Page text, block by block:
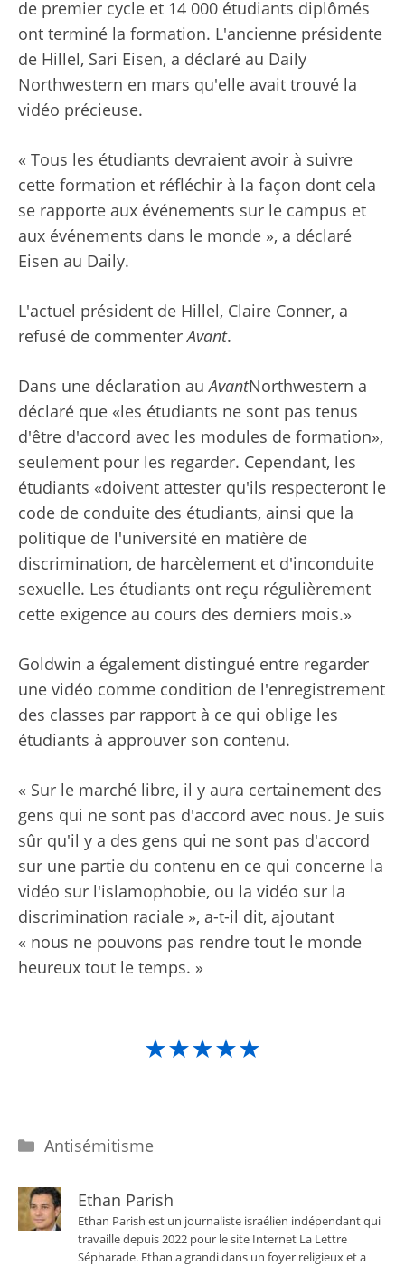
de premier cycle et 14 000 étudiants diplômés
ont terminé la formation. L'ancienne présidente
de Hillel, Sari Eisen, a déclaré au Daily
Northwestern en mars qu'elle avait trouvé la
vidéo précieuse.
« Tous les étudiants devraient avoir à suivre
cette formation et réfléchir à la façon dont cela
se rapporte aux événements sur le campus et
aux événements dans le monde », a déclaré
Eisen au Daily.
L'actuel président de Hillel, Claire Conner, a
refusé de commenterAvant.
Dans une déclaration auAvantNorthwestern a
déclaré que «les étudiants ne sont pas tenus
d'être d'accord avec les modules de formation»,
seulement pour les regarder. Cependant, les
étudiants «doivent attester qu'ils respecteront le
code de conduite des étudiants, ainsi que la
politique de l'université en matière de
discrimination, de harcèlement et d'inconduite
sexuelle. Les étudiants ont reçu régulièrement
cette exigence au cours des derniers mois.»
Goldwin a également distingué entre regarder
une vidéo comme condition de l'enregistrement
des classes par rapport à ce qui oblige les
étudiants à approuver son contenu.
« Sur le marché libre, il y aura certainement des
gens qui ne sont pas d'accord avec nous. Je suis
sûr qu'il y a des gens qui ne sont pas d'accord
sur une partie du contenu en ce qui concerne la
vidéo sur l'islamophobie, ou la vidéo sur la
discrimination raciale », a-t-il dit, ajoutant
« nous ne pouvons pas rendre tout le monde
heureux tout le temps. »
★★★★★
Catégories
Antisémitisme
Ethan Parish
Ethan Parish est un journaliste israélien indépendant qui
travaille depuis 2022 pour le site Internet La Lettre
Sépharade. Ethan a grandi dans un foyer religieux et a